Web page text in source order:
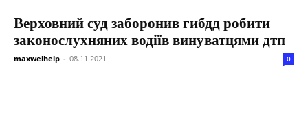
Верховний суд заборонив гибдд робити
законослухняних водіїв винуватцями дтп
maxwelhelp - 08.11.2021 0